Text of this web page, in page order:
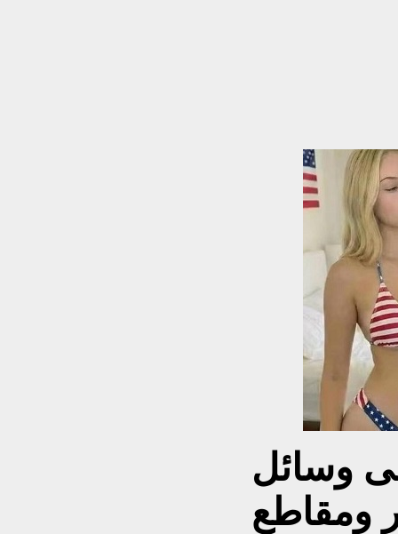
وسائل
ومقاطع